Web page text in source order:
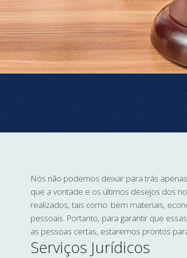
Nós não podemos deixar para trás
que a vontade e os últimos desejos dos
realizados, tais como: bem materiais,
pessoais. Portanto, para garantir que
as pessoas certas, estaremos prontos
Serviços Jurídicos